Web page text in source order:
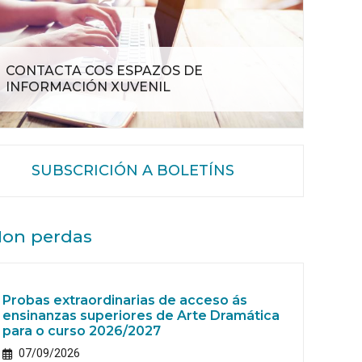
CONTACTA COS ESPAZOS DE
INFORMACIÓN XUVENIL
SUBSCRICIÓN A BOLETÍNS
perdas
Probas extraordinarias de acceso ás
ensinanzas superiores de Arte Dramática
para o curso 2026/2027
07/09/2026